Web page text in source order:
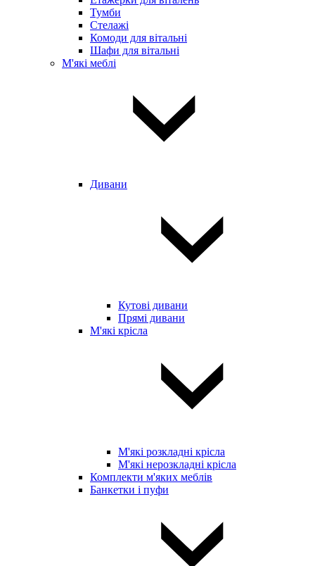
Тумби
Стелажі
Комоди для вітальні
Шафи для вітальні
М'які меблі
Дивани
Кутові дивани
Прямі дивани
М'які крісла
М'які розкладні крісла
М'які нерозкладні крісла
Комплекти м'яких меблів
Банкетки і пуфи